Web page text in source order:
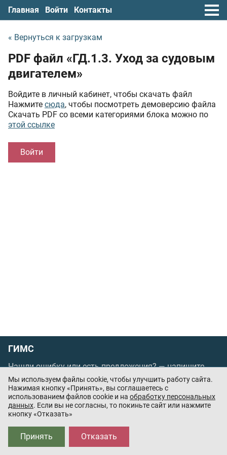
Главная Войти Контакты
« Вернуться к загрузкам
PDF файл «ГД.1.3. Уход за судовым
двигателем»
Войдите в личный кабинет, чтобы скачать файл
Нажмите сюда, чтобы посмотреть демоверсию файла
Скачать PDF со всеми категориями блока можно по
этой ссылке
Войти
ГИМС
Нашли ошибку или есть предложения? —напишите
нам
Порядок проведения оплаты по банковским
картам/Цены/Оферта
Приложения партнёров:
Мы используем файлы cookie, чтобы улучшить работу сайта.
Нажимая кнопку «Принять», вы соглашаетесь с
использованием файлов cookie и на обработку персональных
данных. Если вы не согласны, то покиньте сайт или нажмите
кнопку «Отказать»
Отказать
Принять